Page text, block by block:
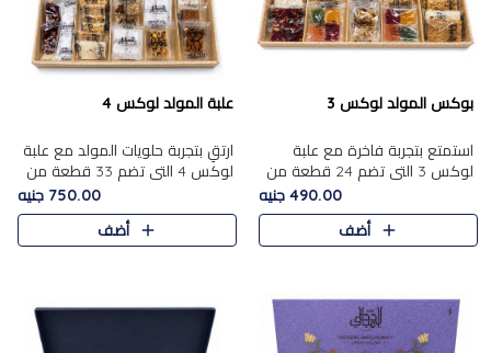
بوكس المولد لوكس 3
استمتع بتجربة فاخرة مع علبة
لوكس 3 التي تضم 24 قطعة من
أشهر حلويات المولد الشرقية
المختارة بعناية. تحتوي التشكيلة
على الجزرية بالفول، والملب..
490.00 جنيه
أضف
علبة المولد لوكس 4
ارتقِ بتجربة حلويات المولد مع علبة
لوكس 4 التي تضم 33 قطعة من
تشكيلة فاخرة ومتنوعة من أشهر
الأصناف الشرقية. تحتوي العلبة على
الجزرية بالفول،..
750.00 جنيه
أضف